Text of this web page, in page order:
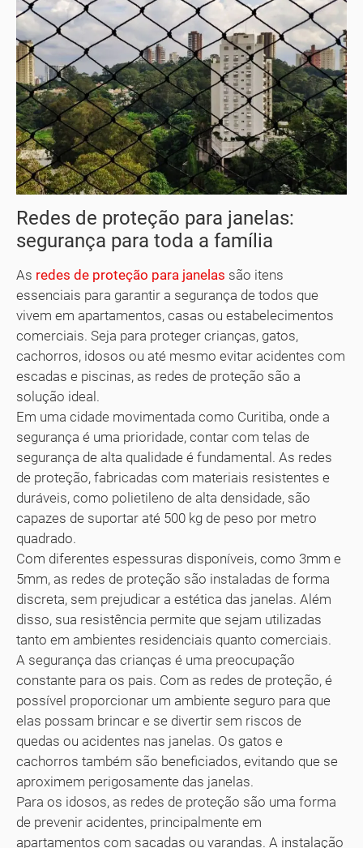
Redes de proteção para janelas:
segurança para toda a família
As redes de proteção para janelas são itens
essenciais para garantir a segurança de todos que
vivem em apartamentos, casas ou estabelecimentos
comerciais. Seja para proteger crianças, gatos,
cachorros, idosos ou até mesmo evitar acidentes com
escadas e piscinas, as redes de proteção são a
solução ideal.
Em uma cidade movimentada como Curitiba, onde a
segurança é uma prioridade, contar com telas de
segurança de alta qualidade é fundamental. As redes
de proteção, fabricadas com materiais resistentes e
duráveis, como polietileno de alta densidade, são
capazes de suportar até 500 kg de peso por metro
quadrado.
Com diferentes espessuras disponíveis, como 3mm e
5mm, as redes de proteção são instaladas de forma
discreta, sem prejudicar a estética das janelas. Além
disso, sua resistência permite que sejam utilizadas
tanto em ambientes residenciais quanto comerciais.
A segurança das crianças é uma preocupação
constante para os pais. Com as redes de proteção, é
possível proporcionar um ambiente seguro para que
elas possam brincar e se divertir sem riscos de
quedas ou acidentes nas janelas. Os gatos e
cachorros também são beneficiados, evitando que se
aproximem perigosamente das janelas.
Para os idosos, as redes de proteção são uma forma
de prevenir acidentes, principalmente em
apartamentos com sacadas ou varandas. A instalação